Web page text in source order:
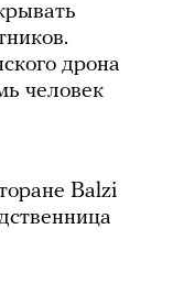
дрона
человек
Balzi